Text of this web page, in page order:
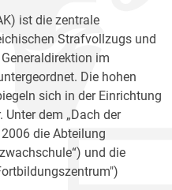
ist die zentrale
Strafvollzugs und
im
Die hohen
sich in der Einrichtung
dem „Dach der
die Abteilung
und die